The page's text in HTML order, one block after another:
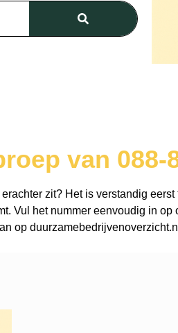
van 088-
zit? Het is verstandig
Vul het nummer eenvoudig in
op